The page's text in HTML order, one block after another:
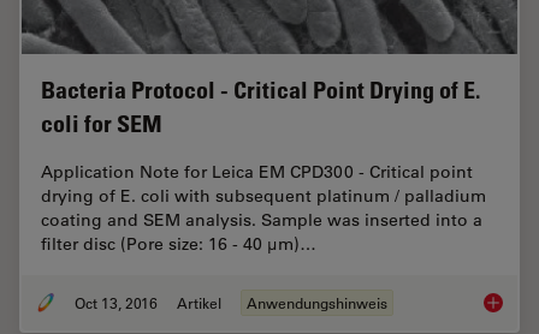
Bacteria Protocol - Critical Point Drying of E.
coli for SEM
Application Note for Leica EM CPD300 - Critical point
drying of E. coli with subsequent platinum / palladium
coating and SEM analysis. Sample was inserted into a
filter disc (Pore size: 16 - 40 μm)…
Oct 13, 2016 Artikel Anwendungshinweis